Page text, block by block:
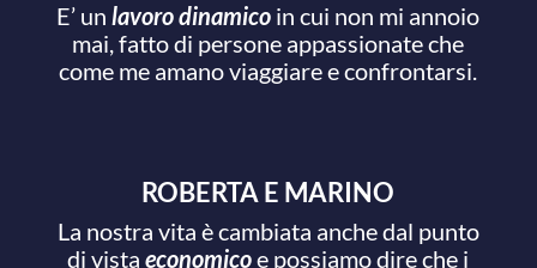
E’ unlavoro dinamico in cui non mi annoio
mai, fatto di persone appassionate che
come me amano viaggiare e confrontarsi.
ROBERTA E MARINO
La nostra vita è cambiata anche dal punto
di vistaeconomicoe possiamo dire che i